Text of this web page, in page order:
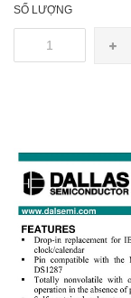
SỐ LƯỢNG